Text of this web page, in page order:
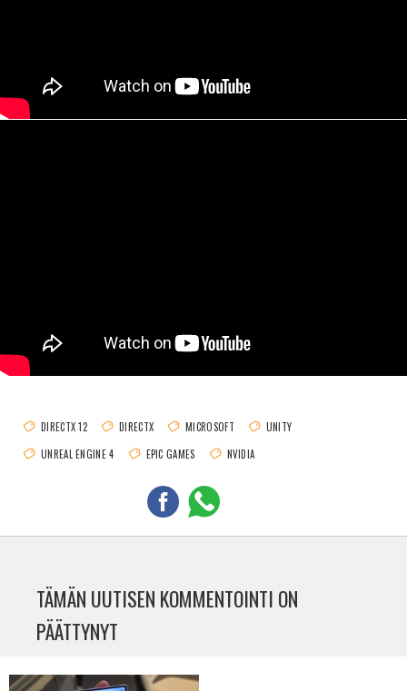
DIRECTX 12 DIRECTX MICROSOFT
UNITY
UNREAL ENGINE 4
EPIC GAMES NVIDIA
TÄMÄN UUTISEN KOMMENTOINTI ON
PÄÄTTYNYT